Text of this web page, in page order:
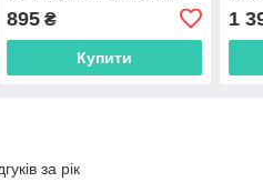
кор, 35-18,5-1
895₴
Купити
1
за рік